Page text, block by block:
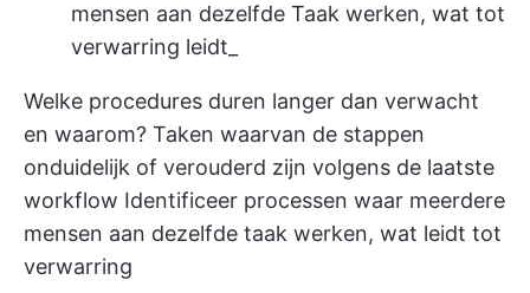
mensen aan dezelfde Taak werken, wat tot
verwarring leidt_
Welke procedures duren langer dan verwacht
en waarom? Taken waarvan de stappen
onduidelijk of verouderd zijn volgens de laatste
workflow Identificeer processen waar meerdere
mensen aan dezelfde taak werken, wat leidt tot
verwarring